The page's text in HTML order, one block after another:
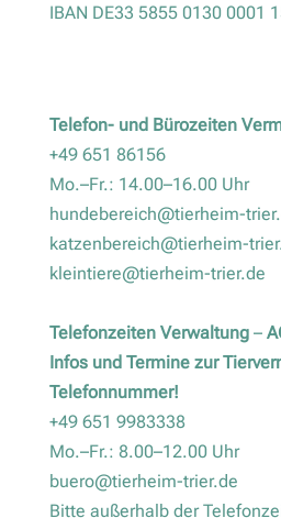
IBAN DE33 5855 0130 0001
Telefon- und Bürozeiten
+49 651 86156
Mo.–Fr.: 14.00–16.00 Uhr
hundebereich@tierheim-
katzenbereich@tierheim-
kleintiere@tierheim-trier.de
Telefonzeiten Verwaltung–
Infos und Termine zur
Telefonnummer!
+49 651 9983338
Mo.–Fr.: 8.00–12.00 Uhr
buero@tierheim-trier.de
Bitte außerhalb der